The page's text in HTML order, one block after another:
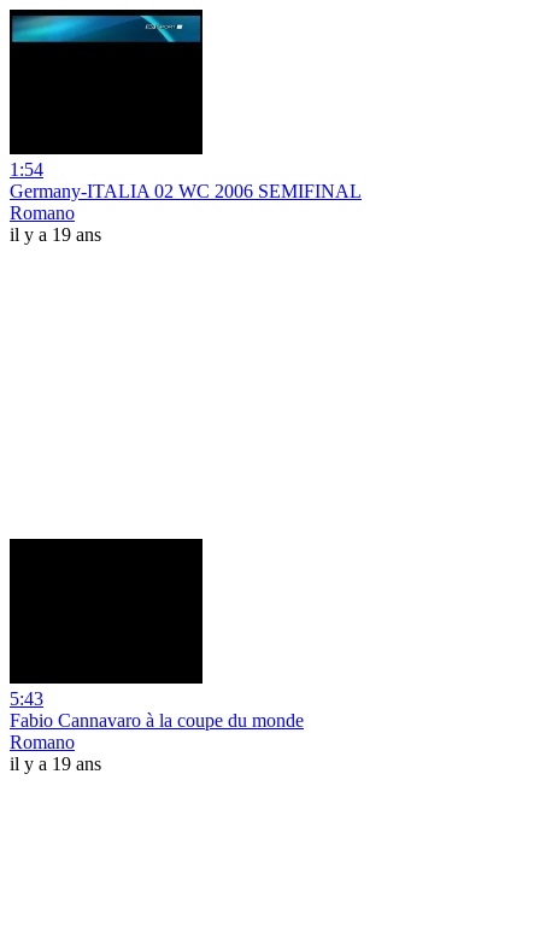
1:54
Germany-ITALIA 02 WC 2006 SEMIFINAL
Romano
il y a 19 ans
5:43
Fabio Cannavaro à la coupe du monde
Romano
il y a 19 ans